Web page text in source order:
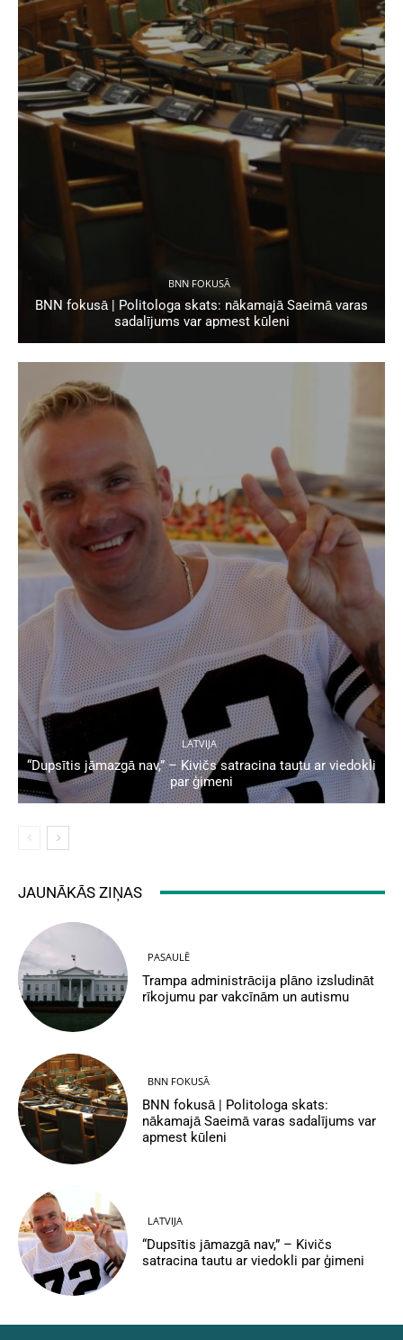
BNN FOKUSĀ
BNN fokusā | Politologa skats: nākamajā Saeimā varas
sadalījums var apmest kūleni
LATVIJA
“Dupsītis jāmazgā nav,” – Kivičs satracina tautu ar viedokli
par ģimeni
JAUNĀKĀS ZIŅAS
PASAULĒ
Trampa administrācija plāno izsludināt
rīkojumu par vakcīnām un autismu
BNN FOKUSĀ
BNN fokusā | Politologa skats:
nākamajā Saeimā varas sadalījums var
apmest kūleni
LATVIJA
“Dupsītis jāmazgā nav,” – Kivičs
satracina tautu ar viedokli par ģimeni